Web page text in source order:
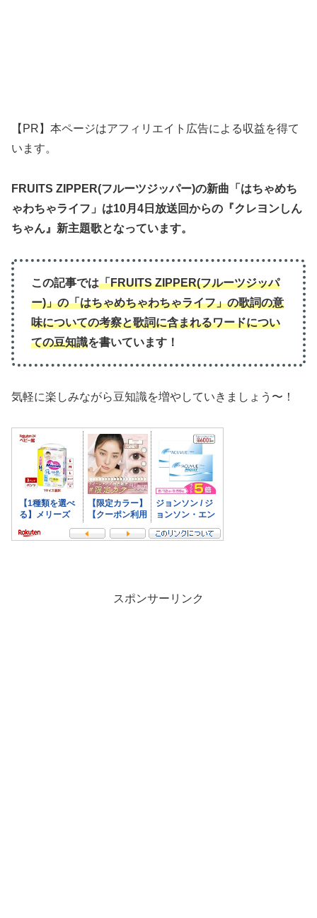
【PR】本ページはアフィリエイト広告による収益を得て
います。
FRUITS ZIPPER(フルーツジッパー)の新曲「はちゃめち
ゃわちゃライフ」は10月4日放送回からの『クレヨンしん
ちゃん』新主題歌となっています。
この記事では「FRUITS ZIPPER(フルーツジッパ
ー)」の「はちゃめちゃわちゃライフ」の歌詞の意
味についての考察と歌詞に含まれるワードについ
ての豆知識を書いています！
気軽に楽しみながら豆知識を増やしていきましょう〜！
スポンサーリンク